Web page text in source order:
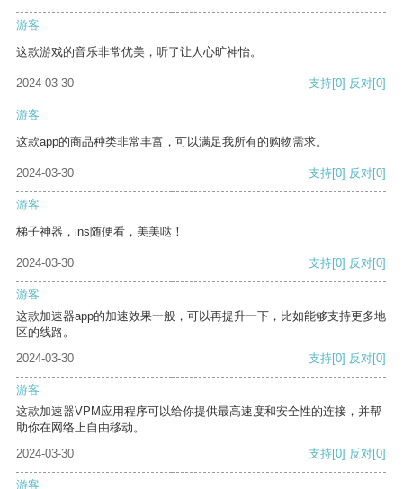
游客
这款游戏的音乐非常优美，听了让人心旷神怡。
2024-03-30 支持[0] 反对[0]
游客
这款app的商品种类非常丰富，可以满足我所有的购物需求。
2024-03-30 支持[0] 反对[0]
游客
梯子神器，ins随便看，美美哒！
2024-03-30 支持[0] 反对[0]
游客
这款加速器app的加速效果一般，可以再提升一下，比如能够支持更多地
区的线路。
2024-03-30
支持[0] 反对[0]
游客
这款加速器VPM应用程序可以给你提供最高速度和安全性的连接，并帮
助你在网络上自由移动。
2024-03-30
支持[0] 反对[0]
游客